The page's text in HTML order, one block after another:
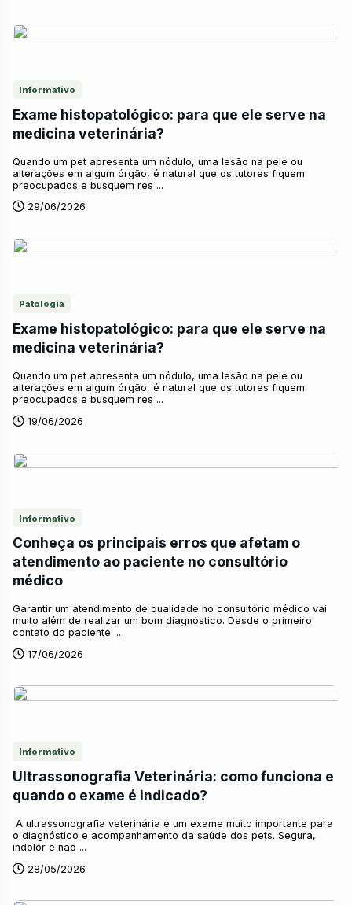
Informativo
Exame histopatológico: para que ele serve na
medicina veterinária?
Quando um pet apresenta um nódulo, uma lesão na pele ou
alterações em algum órgão, é natural que os tutores fiquem
preocupados e busquem res ...
29/06/2026
Patologia
Exame histopatológico: para que ele serve na
medicina veterinária?
Quando um pet apresenta um nódulo, uma lesão na pele ou
alterações em algum órgão, é natural que os tutores fiquem
preocupados e busquem res ...
19/06/2026
Informativo
Conheça os principais erros que afetam o
atendimento ao paciente no consultório
médico
Garantir um atendimento de qualidade no consultório médico vai
muito além de realizar um bom diagnóstico. Desde o primeiro
contato do paciente ...
17/06/2026
Informativo
Ultrassonografia Veterinária: como funciona e
quando o exame é indicado?
A ultrassonografia veterinária é um exame muito importante para
o diagnóstico e acompanhamento da saúde dos pets. Segura,
indolor e não ...
28/05/2026